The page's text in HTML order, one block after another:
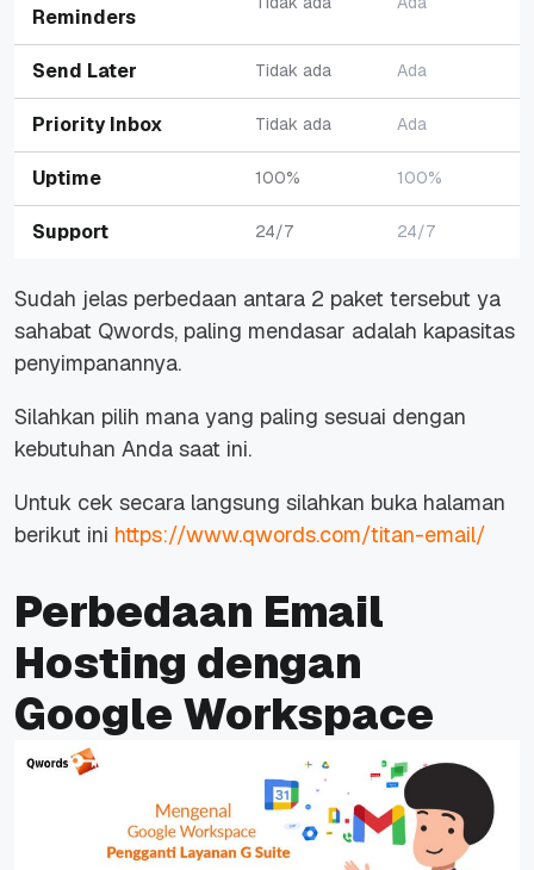
Reminders
Send Later Tidak ada Ada
Priority Inbox Tidak ada Ada
Uptime 100% 100%
Support 24/7 24/7
Sudah jelas perbedaan antara 2 paket tersebut ya
sahabat Qwords, paling mendasar adalah kapasitas
penyimpanannya.
Silahkan pilih mana yang paling sesuai dengan
kebutuhan Anda saat ini.
Untuk cek secara langsung silahkan buka halaman
berikut ini https://www.qwords.com/titan-email/
Perbedaan Email
Hosting dengan
Google Workspace